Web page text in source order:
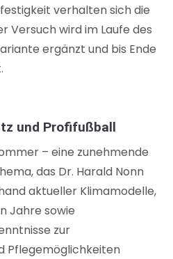
verhalten sich die
Versuch wird im Laufe des
ergänzt und bis Ende
und Profifußball
– eine zunehmende
das Dr. Harald Nonn
aktueller Klimamodelle,
Jahre sowie
zur
Pflegemöglichkeiten